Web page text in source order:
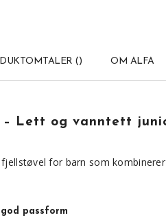
() OM ALFA
– Lett og vanntett
fjellstøvel for barn som
passform